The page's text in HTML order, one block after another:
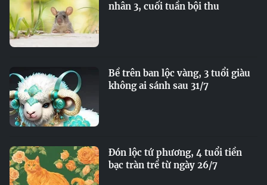
nhân 3, cuối tuần bội thu
Bề trên ban lộc vàng, 3 tuổi giàu
không ai sánh sau 31/7
Đón lộc tứ phương, 4 tuổi tiền
bạc tràn trề từ ngày 26/7